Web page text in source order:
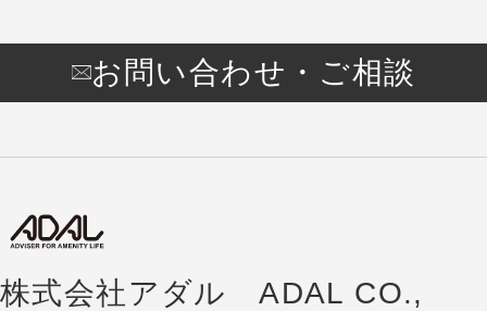
お問い合わせ・ご相談
株式会社アダル ADAL CO.,